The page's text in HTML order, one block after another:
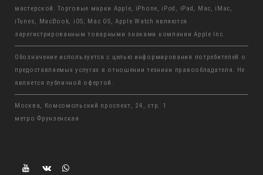
мастерской. Торговые марки Apple, iPhone, iPod, iPad, Mac, iMac,
iTunes, MacBook, iOS, Mac OS, Apple Watch являются
зарегистрированным товарными знаками компании Apple Inc.
Обозначение используется с целью информирования потребителей о
предоставляемых услугах в отношении техники правообладателя. Не
является публичной офертой.
Москва, Комсомольский проспект, 24, стр. 1
метро Фрунзенская